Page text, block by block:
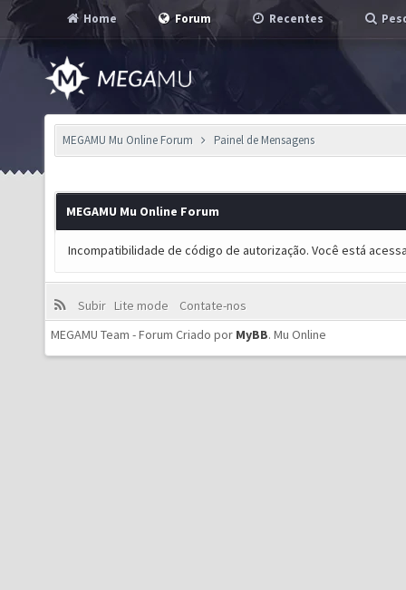
Home Forum Recentes
MEGAMU Mu Online Forum Painel de Mensagens
MEGAMU Mu Online Forum
Incompatibilidade de código de autorização. Você está
Subir Lite mode
Contate-nos
MEGAMU Team - Forum Criado por MyBB. Mu Online